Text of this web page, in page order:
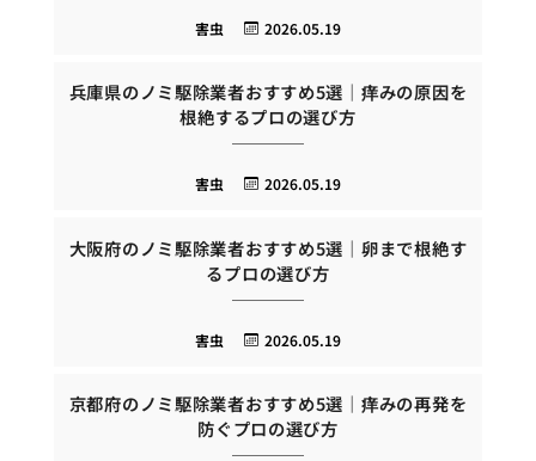
2026.05.19
害虫
兵庫県のノミ駆除業者おすすめ5選｜痒みの原因を
根絶するプロの選び方
2026.05.19
害虫
大阪府のノミ駆除業者おすすめ5選｜卵まで根絶す
るプロの選び方
2026.05.19
害虫
京都府のノミ駆除業者おすすめ5選｜痒みの再発を
防ぐプロの選び方